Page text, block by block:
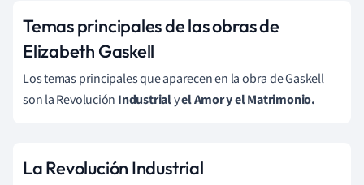
Temas principales de las obras de
Elizabeth Gaskell
Los temas principales que aparecen en la obra de Gaskell
son la Revolución Industrialyel Amor y el Matrimonio.
La Revolución Industrial